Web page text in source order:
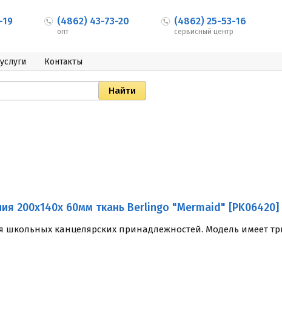
(4862) 43-73-20
опт
(4862) 25-53-16
сервисный центр
Контакты
200x140x 60мм ткань Berlingo "Mermaid" [PK06420]
канцелярских принадлежностей. Модель имеет